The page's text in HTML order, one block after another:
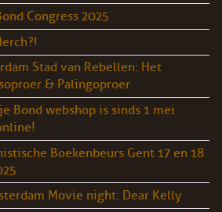
Congress 2025
Stad van Rebellen: Het
& Palingoproer
Bond webshop is sinds 1 mei
Boekenbeurs Gent 17 en 18
Movie night: Dear Kelly